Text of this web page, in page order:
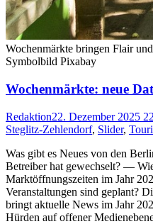
Wochenmärkte bringen Flair
Symbolbild Pixabay
Wochenmärkte: neue
Redaktion22. Dezember 2025
Steglitz-Zehlendorf, Slider,
Was gibt es Neues von den
Betreiber hat gewechselt? —
Marktöffnungszeiten im Jahr
Veranstaltungen sind geplant?
bringt aktuelle News im Jahr
Hürden auf offener